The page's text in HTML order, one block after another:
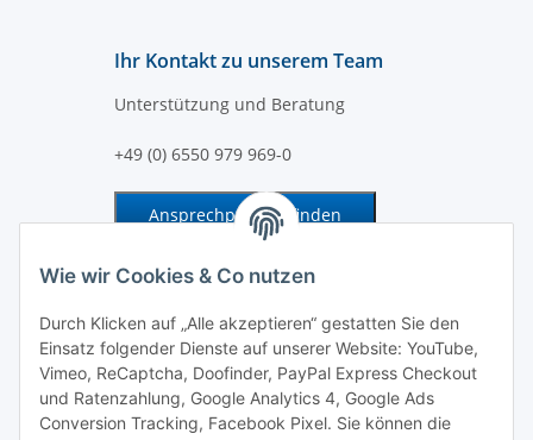
Wie wir Cookies & Co nutzen
Durch Klicken auf „Alle akzeptieren“ gestatten Sie den
Einsatz folgender Dienste auf unserer Website: YouTube,
Vimeo, ReCaptcha, Doofinder, PayPal Express Checkout
und Ratenzahlung, Google Analytics 4, Google Ads
Conversion Tracking, Facebook Pixel. Sie können die
Ihr Kontakt zu unserem Team
Unterstützung und Beratung
+49 (0) 6550 979 969-0
Ansprechpartner finden
Information und Service
Zahlung und Versand